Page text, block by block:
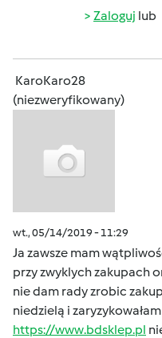
Zaloguj lub
KaroKaro28
(niezweryfikowany)
wt., 05/14/2019 - 11:29
Ja zawsze mam
przy zwyklych zakupach
nie dam rady zrobic
niedzielą i
https://www.bdsklep.pl